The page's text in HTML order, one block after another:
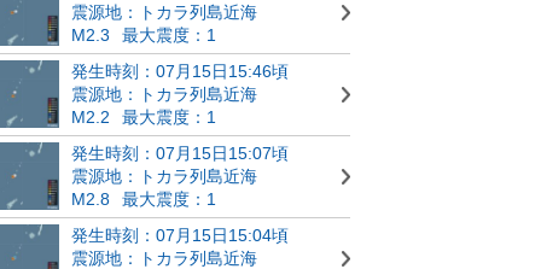
震源地：トカラ列島近海
M2.3
最大震度：1
発生時刻：07月15日15:46頃
震源地：トカラ列島近海
M2.2
最大震度：1
発生時刻：07月15日15:07頃
震源地：トカラ列島近海
M2.8
最大震度：1
発生時刻：07月15日15:04頃
震源地：トカラ列島近海